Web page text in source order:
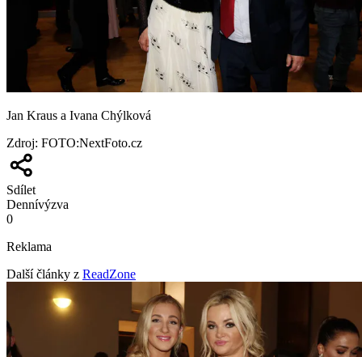
Jan Kraus a Ivana Chýlková
Zdroj: FOTO:NextFoto.cz
Sdílet
Dennívýzva
0
Reklama
Další články z ReadZone